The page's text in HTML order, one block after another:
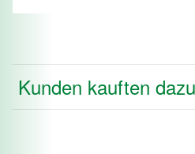
Kunden kauften